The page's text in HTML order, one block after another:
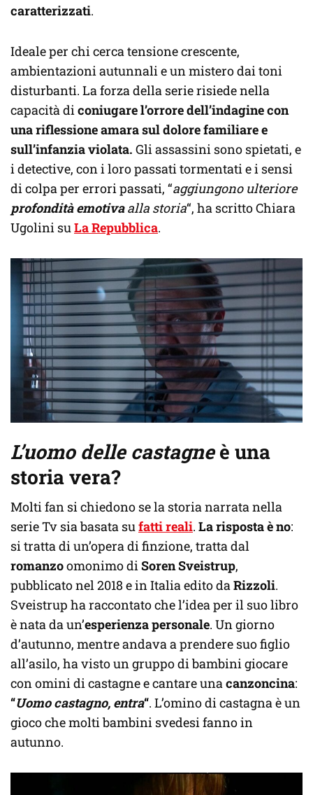
caratterizzati.
Ideale per chi cerca tensione crescente,
ambientazioni autunnali e un mistero dai toni
disturbanti. La forza della serie risiede nella
capacità di coniugare l’orrore dell’indagine con
una riflessione amara sul dolore familiare e
sull’infanzia violata. Gli assassini sono spietati, e
i detective, con i loro passati tormentati e i sensi
di colpa per errori passati, “aggiungono ulteriore
profondità emotivaalla storia“, ha scritto Chiara
Ugolini su La Repubblica.
L’uomo delle castagneè una
storia vera?
Molti fan si chiedono se la storia narrata nella
serie Tv sia basata sufatti reali. La risposta è no:
si tratta di un’opera di finzione, tratta dal
romanzoomonimo diSoren Sveistrup,
pubblicato nel 2018 e in Italia edito daRizzoli.
Sveistrup ha raccontato che l’idea per il suo libro
è nata da un’esperienza personale. Un giorno
d’autunno, mentre andava a prendere suo figlio
all’asilo, ha visto un gruppo di bambini giocare
con omini di castagne e cantare unacanzoncina:
“Uomo castagno, entra“. L’omino di castagna è un
gioco che molti bambini svedesi fanno in
autunno.